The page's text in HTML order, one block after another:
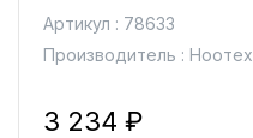
Артикул : 78633
Производитель :
3 234 ₽